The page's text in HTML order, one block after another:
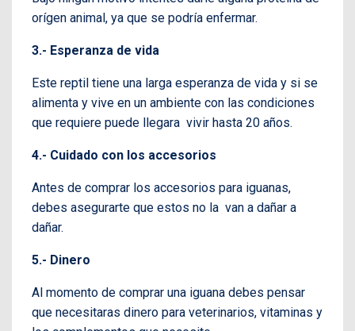
orígen animal, ya que se podría enfermar.
3.- Esperanza de vida
Este reptil tiene una larga esperanza de vida y si se
alimenta y vive en un ambiente con las condiciones
que requiere puede llegara vivir hasta 20 años.
4.- Cuidado con los accesorios
Antes de comprar los accesorios para iguanas,
debes asegurarte que estos no la van a dañar a
dañar.
5.- Dinero
Al momento de comprar una iguana debes pensar
que necesitaras dinero para veterinarios, vitaminas y